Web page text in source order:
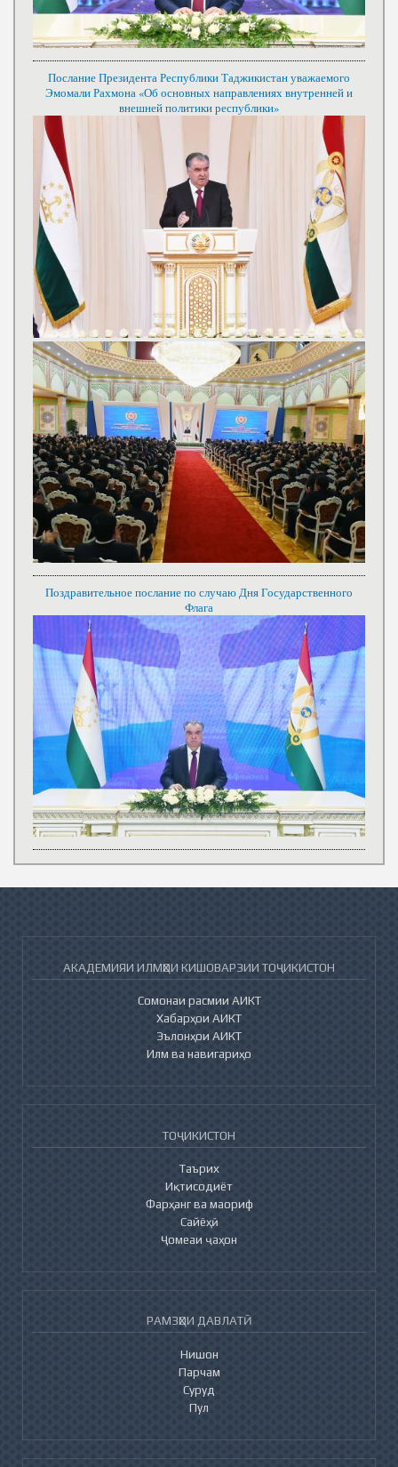
Послание Президента Республики Таджикистан уважаемого
Эмомали Рахмона «Об основных направлениях внутренней и
внешней политики республики»
Поздравительное послание по случаю Дня Государственного
Флага
АКАДЕМИЯИ ИЛМҲОИ КИШОВАРЗИИ ТОҶИКИСТОН
Сомонаи расмии АИКТ
Хабарҳои АИКТ
Эълонҳои АИКТ
Илм ва навигариҳо
ТОҶИКИСТОН
Таърих
Иқтисодиёт
Фарҳанг ва маориф
Сайёҳӣ
Ҷомеаи ҷаҳон
РАМЗҲОИ ДАВЛАТӢ
Нишон
Парчам
Суруд
Пул